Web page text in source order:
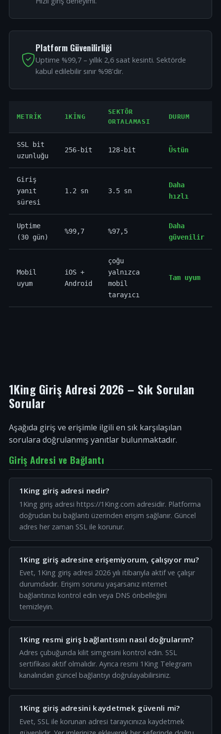
Platform Güvenilirliği
Uptime %99,7 – yıllık 2,6 saat kesinti. Sektörde
kabul edilebilir sınır %98'dir.
METRIK 1KING
SEKTÖR
ORTALAMASI
DURUM
SSL bit
uzunluğu
256-bit 128-bit Üstün
Giriş
yanıt
süresi
1.2 sn 3.5 sn
Daha
hızlı
Uptime
(30 gün)
%99,7 %97,5
Daha
güvenilir
Mobil
uyum
iOS +
Android
çoğu
yalnızca
mobil
tarayıcı
Tam uyum
1King Giriş Adresi 2026 – Sık Sorulan
Sorular
Aşağıda giriş ve erişimle ilgili en sık karşılaşılan
sorulara doğrulanmış yanıtlar bulunmaktadır.
Giriş Adresi ve Bağlantı
1King giriş adresi nedir?
1King giriş adresi https://1King.com adresidir. Platforma
doğrudan bu bağlantı üzerinden erişim sağlanır. Güncel
adres her zaman SSL ile korunur.
1King giriş adresine erişemiyorum, çalışıyor mu?
Evet, 1King giriş adresi 2026 yılı itibarıyla aktif ve çalışır
durumdadır. Erişim sorunu yaşarsanız internet
bağlantınızı kontrol edin veya DNS önbelleğini
temizleyin.
1King resmi giriş bağlantısını nasıl doğrularım?
Adres çubuğunda kilit simgesini kontrol edin. SSL
sertifikası aktif olmalıdır. Ayrıca resmi 1King Telegram
kanalından güncel bağlantıyı doğrulayabilirsiniz.
1King giriş adresini kaydetmek güvenli mi?
Evet, SSL ile korunan adresi tarayıcınıza kaydetmek